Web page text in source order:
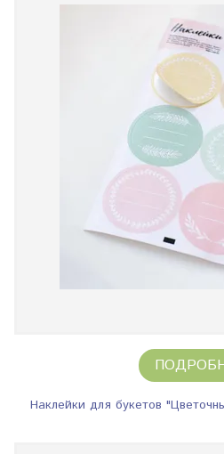
Наклейки для букетов